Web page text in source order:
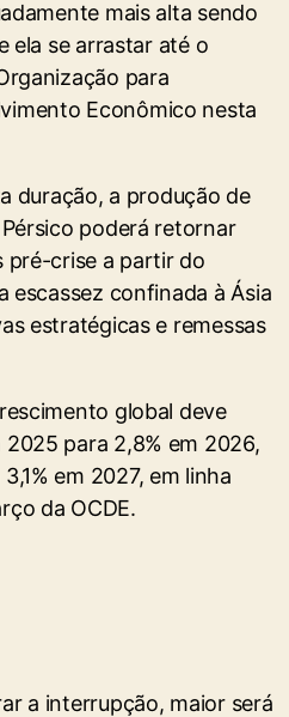
mais alta sendo
ela se arrastar até o
para
Econômico nesta
duração, a produção de
poderá retornar
pré-crise a partir do
confinada à Ásia
estratégicas e remessas
global deve
para 2,8% em 2026,
em 2027, em linha
da OCDE.
a interrupção, maior será